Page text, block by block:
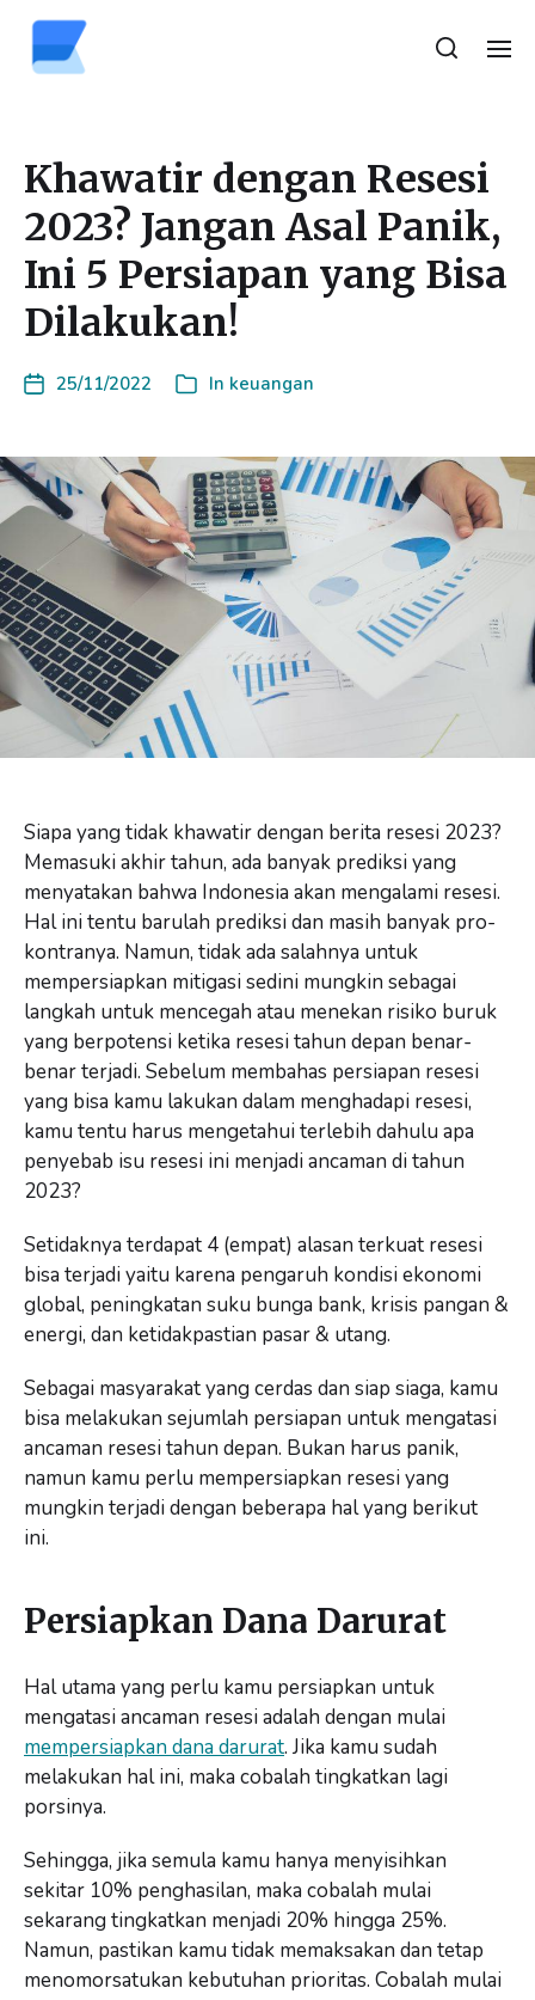
Khawatir dengan Resesi
2023? Jangan Asal Panik,
Ini 5 Persiapan yang Bisa
Dilakukan!
25/11/2022 In keuangan
Siapa yang tidak khawatir dengan berita resesi 2023?
Memasuki akhir tahun, ada banyak prediksi yang
menyatakan bahwa Indonesia akan mengalami resesi.
Hal ini tentu barulah prediksi dan masih banyak pro-
kontranya. Namun, tidak ada salahnya untuk
mempersiapkan mitigasi sedini mungkin sebagai
langkah untuk mencegah atau menekan risiko buruk
yang berpotensi ketika resesi tahun depan benar-
benar terjadi. Sebelum membahas persiapan resesi
yang bisa kamu lakukan dalam menghadapi resesi,
kamu tentu harus mengetahui terlebih dahulu apa
penyebab isu resesi ini menjadi ancaman di tahun
2023?
Setidaknya terdapat 4 (empat) alasan terkuat resesi
bisa terjadi yaitu karena pengaruh kondisi ekonomi
global, peningkatan suku bunga bank, krisis pangan &
energi, dan ketidakpastian pasar & utang.
Sebagai masyarakat yang cerdas dan siap siaga, kamu
bisa melakukan sejumlah persiapan untuk mengatasi
ancaman resesi tahun depan. Bukan harus panik,
namun kamu perlu mempersiapkan resesi yang
mungkin terjadi dengan beberapa hal yang berikut
ini.
Persiapkan Dana Darurat
Hal utama yang perlu kamu persiapkan untuk
mengatasi ancaman resesi adalah dengan mulai
mempersiapkan dana darurat. Jika kamu sudah
melakukan hal ini, maka cobalah tingkatkan lagi
porsinya.
Sehingga, jika semula kamu hanya menyisihkan
sekitar 10% penghasilan, maka cobalah mulai
sekarang tingkatkan menjadi 20% hingga 25%.
Namun, pastikan kamu tidak memaksakan dan tetap
menomorsatukan kebutuhan prioritas. Cobalah mulai